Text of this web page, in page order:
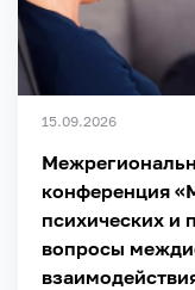
15.09.2026
конференция
психических и
вопросы